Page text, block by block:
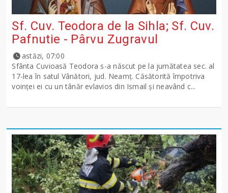
Sf. Cuv. Teodora de la Sihla; Sf. Cuv.
Pafnutie - Pârvu Zugravul
astăzi, 07:00
Sfânta Cuvioasă Teodora s-a născut pe la jumătatea sec. al
17-lea în satul Vânători, jud. Neamţ. Căsătorită împotriva
voinţei ei cu un tânăr evlavios din Ismail şi neavând c...